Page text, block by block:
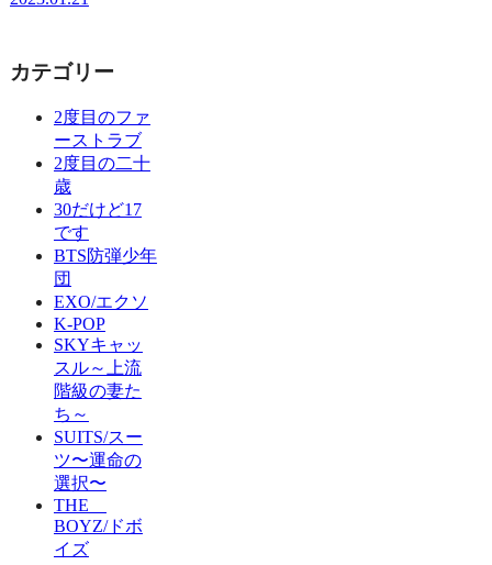
カテゴリー
2度目のファ
ーストラブ
2度目の二十
歳
30だけど17
です
BTS防弾少年
団
EXO/エクソ
K-POP
SKYキャッ
スル～上流
階級の妻た
ち～
SUITS/スー
ツ〜運命の
選択〜
THE
BOYZ/ドボ
イズ